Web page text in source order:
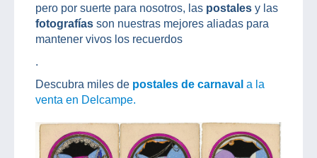
pero por suerte para nosotros, las postales y las
fotografías son nuestras mejores aliadas para
mantener vivos los recuerdos
.
Descubra miles de postales de carnaval a la
venta en Delcampe.